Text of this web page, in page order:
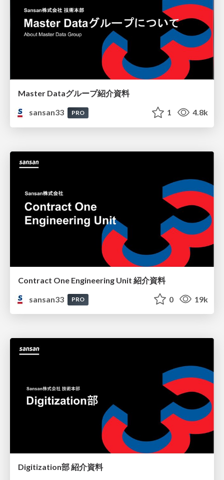
Master Dataグループ紹介資料
sansan33
PRO 1 4.8k
Contract One Engineering Unit 紹介資料
sansan33
PRO 0 19k
Digitization部 紹介資料